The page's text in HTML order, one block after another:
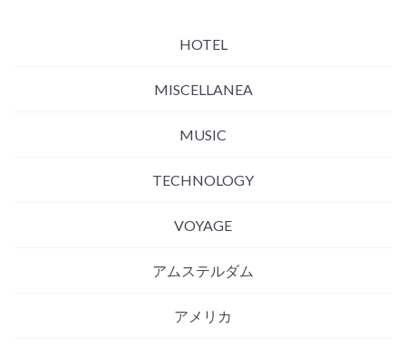
HOTEL
MISCELLANEA
MUSIC
TECHNOLOGY
VOYAGE
アムステルダム
アメリカ